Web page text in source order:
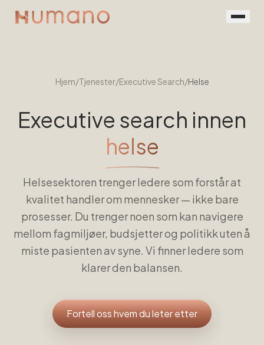
Menneskene
Book en prat
Hjem/Tjenester/Executive Search/Helse
Executive search innen
helse
Helsesektoren trenger ledere som forstår at
kvalitet handler om mennesker — ikke bare
prosesser. Du trenger noen som kan navigere
mellom fagmiljøer, budsjetter og politikk uten å
miste pasienten av syne. Vi finner ledere som
klarer den balansen.
Fortell oss hvem du leter etter